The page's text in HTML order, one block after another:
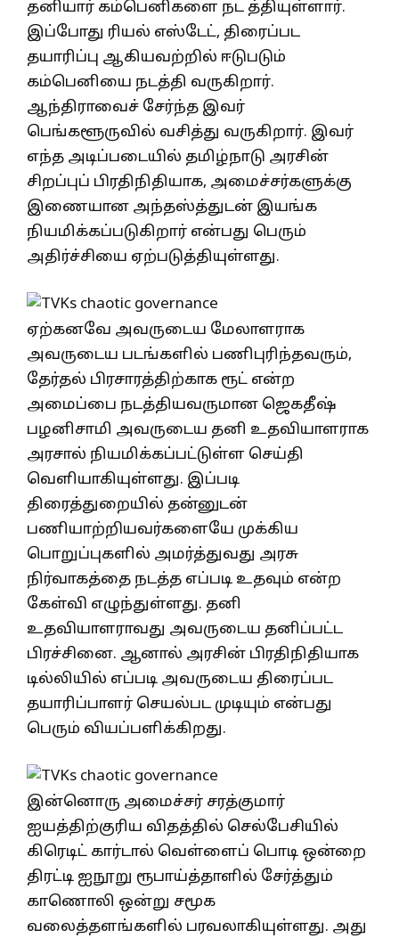
தனியார் கம்பெனிகளை நட த்தியுள்ளார்.
இப்போது ரியல் எஸ்டேட், திரைப்பட
தயாரிப்பு ஆகியவற்றில் ஈடுபடும்
கம்பெனியை நடத்தி வருகிறார்.
ஆந்திராவைச் சேர்ந்த இவர்
பெங்களூருவில் வசித்து வருகிறார். இவர்
எந்த அடிப்படையில் தமிழ்நாடு அரசின்
சிறப்புப் பிரதிநிதியாக, அமைச்சர்களுக்கு
இணையான அந்தஸ்த்துடன் இயங்க
நியமிக்கப்படுகிறார் என்பது பெரும்
அதிர்ச்சியை ஏற்படுத்தியுள்ளது.
ஏற்கனவே அவருடைய மேலாளராக
அவருடைய படங்களில் பணிபுரிந்தவரும்,
தேர்தல் பிரசாரத்திற்காக ரூட் என்ற
அமைப்பை நடத்தியவருமான ஜெகதீஷ்
பழனிசாமி அவருடைய தனி உதவியாளராக
அரசால் நியமிக்கப்பட்டுள்ள செய்தி
வெளியாகியுள்ளது. இப்படி
திரைத்துறையில் தன்னுடன்
பணியாற்றியவர்களையே முக்கிய
பொறுப்புகளில் அமர்த்துவது அரசு
நிர்வாகத்தை நடத்த எப்படி உதவும் என்ற
கேள்வி எழுந்துள்ளது. தனி
உதவியாளராவது அவருடைய தனிப்பட்ட
பிரச்சினை. ஆனால் அரசின் பிரதிநிதியாக
டில்லியில் எப்படி அவருடைய திரைப்பட
தயாரிப்பாளர் செயல்பட முடியும் என்பது
பெரும் வியப்பளிக்கிறது.
இன்னொரு அமைச்சர் சரத்குமார்
ஐயத்திற்குரிய விதத்தில் செல்பேசியில்
கிரெடிட் கார்டால் வெள்ளைப் பொடி ஒன்றை
திரட்டி ஐநூறு ரூபாய்த்தாளில் சேர்த்தும்
காணொலி ஒன்று சமூக
வலைத்தளங்களில் பரவலாகியுள்ளது. அது